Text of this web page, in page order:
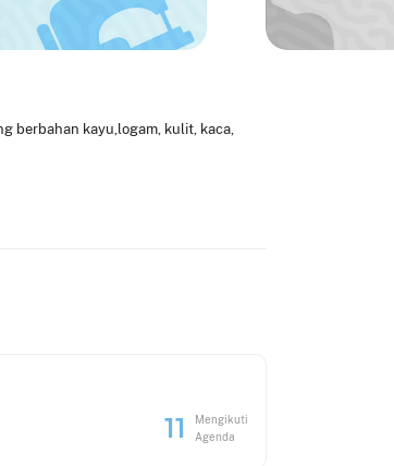
berbahan kayu,logam, kulit, kaca,
11
Mengikuti
Agenda